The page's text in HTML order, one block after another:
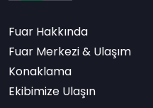
Fuar Hakkında
Fuar Merkezi & Ulaşım
Konaklama
Ekibimize Ulaşın